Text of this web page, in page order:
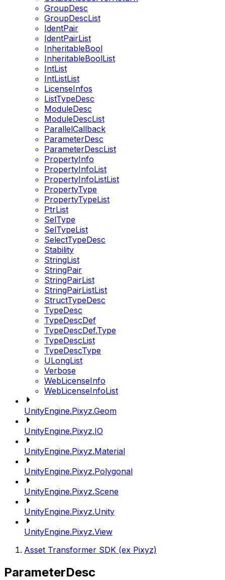
GroupDesc
GroupDescList
IdentPair
IdentPairList
InheritableBool
InheritableBoolList
IntList
IntListList
LicenseInfos
ListTypeDesc
ModuleDesc
ModuleDescList
ParallelCallback
ParameterDesc
ParameterDescList
PropertyInfo
PropertyInfoList
PropertyInfoListList
PropertyType
PropertyTypeList
PtrList
SelType
SelTypeList
SelectTypeDesc
Stability
StringList
StringPair
StringPairList
StringPairListList
StructTypeDesc
TypeDesc
TypeDescDef
TypeDescDef.Type
TypeDescList
TypeDescType
ULongList
Verbose
WebLicenseInfo
WebLicenseInfoList
UnityEngine.Pixyz.Geom
UnityEngine.Pixyz.IO
UnityEngine.Pixyz.Material
UnityEngine.Pixyz.Polygonal
UnityEngine.Pixyz.Scene
UnityEngine.Pixyz.Unity
UnityEngine.Pixyz.View
Asset Transformer SDK (ex Pixyz)
ParameterDesc